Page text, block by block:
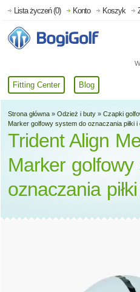
Fitting Center Blog
Lista życzeń (0) Konto Koszyk
Strona główna » Odzież i buty » Czapki
Marker golfowy system do oznaczania piłki i
Trident Align
Marker
oznaczania